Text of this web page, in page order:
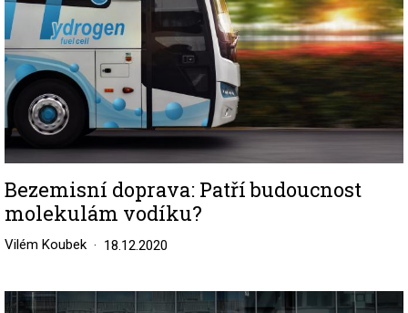
Bezemisní doprava: Patří budoucnost
molekulám vodíku?
Vilém Koubek 18.12.2020
Image